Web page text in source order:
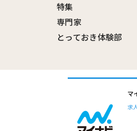
特集
専門家
とっておき体験部
マ
求